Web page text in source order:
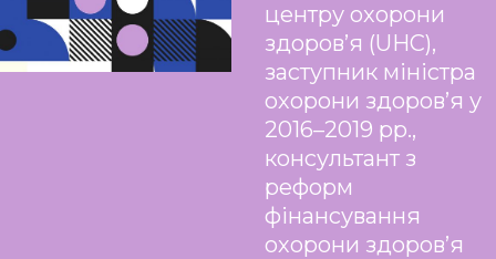
центру охорони
здоров’я (UHC),
заступник міністра
охорони здоров’я у
2016–2019 рр.,
консультант з
реформ
фінансування
охорони здоров’я